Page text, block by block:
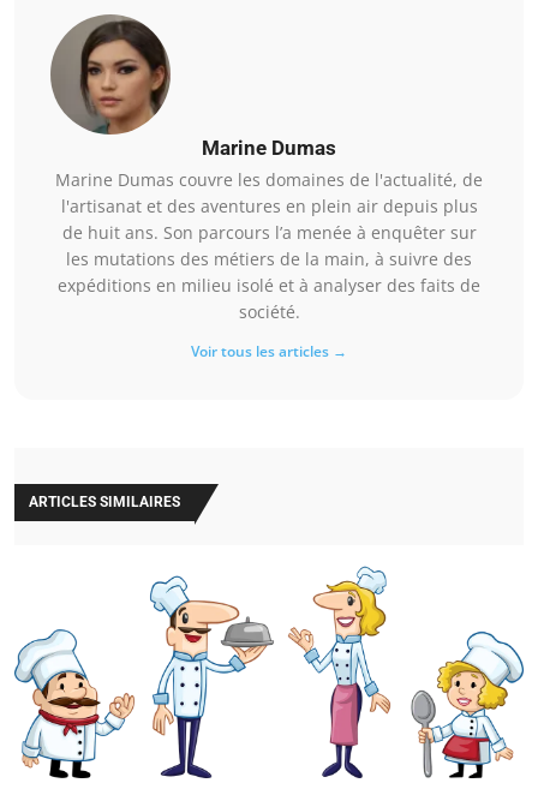
Marine Dumas
Marine Dumas couvre les domaines de l'actualité, de
l'artisanat et des aventures en plein air depuis plus
de huit ans. Son parcours l’a menée à enquêter sur
les mutations des métiers de la main, à suivre des
expéditions en milieu isolé et à analyser des faits de
société.
Voir tous les articles →
ARTICLES SIMILAIRES